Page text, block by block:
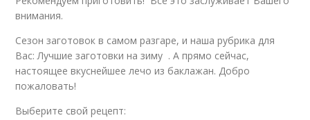
внимания.
Сезон заготовок в самом разгаре, и наша рубрика для
Вас: Лучшие заготовки на зиму . А прямо сейчас,
настоящее вкуснейшее лечо из баклажан. Добро
пожаловать!
Выберите свой рецепт: